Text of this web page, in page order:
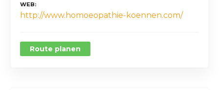
WEB
http://www.homoeopathie-koennen.com/
Route planen